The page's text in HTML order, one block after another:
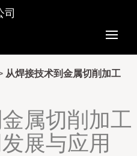
司
从焊接技术到金属切削加工
属切削加工
展与应用